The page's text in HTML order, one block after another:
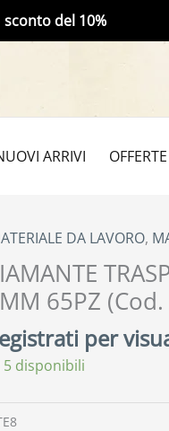
sconto del 10%
ARRIVI OFFERTE
DA LAVORO,
65PZ
per
5 disponibili